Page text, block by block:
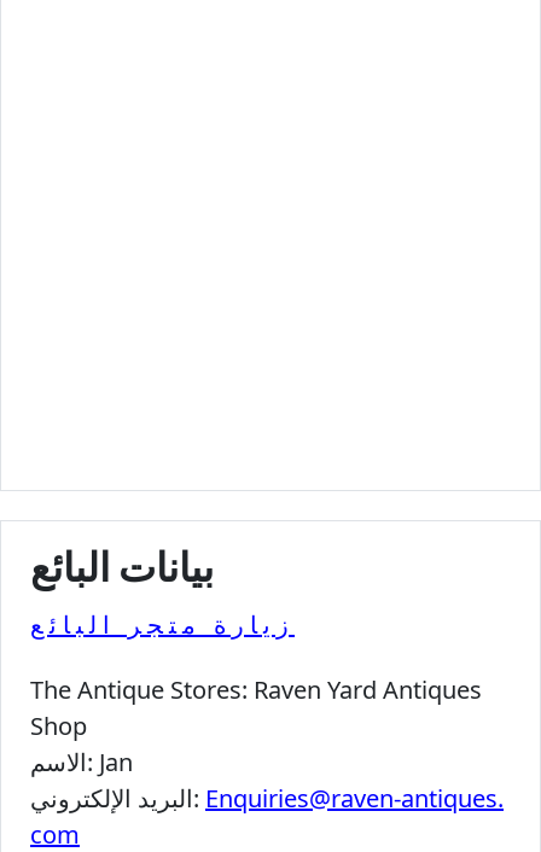
بيانات البائع
زيارة متجر البائع
The Antique Stores: Raven Yard Antiques
Shop
الاسم: Jan
البريد الإلكتروني: Enquiries@raven-antiques.
com